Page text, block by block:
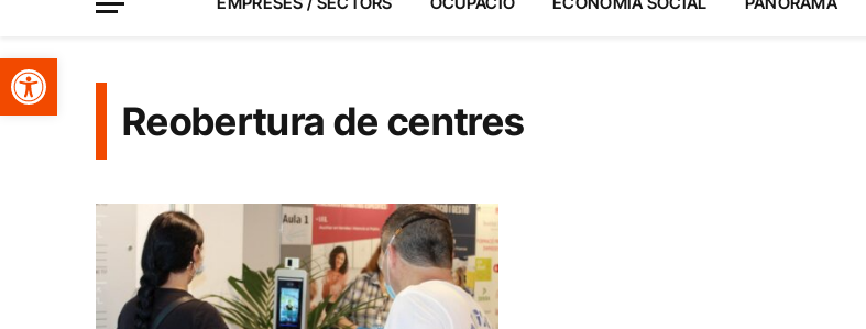
Obre la barra d'eines
Reobertura de centres